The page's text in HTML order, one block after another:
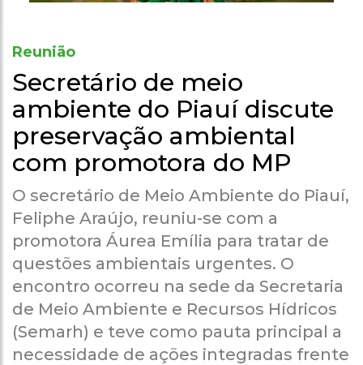
Reunião
Secretário de meio
ambiente do Piauí discute
preservação ambiental
com promotora do MP
O secretário de Meio Ambiente do Piauí,
Feliphe Araújo, reuniu-se com a
promotora Áurea Emília para tratar de
questões ambientais urgentes. O
encontro ocorreu na sede da Secretaria
de Meio Ambiente e Recursos Hídricos
(Semarh) e teve como pauta principal a
necessidade de ações integradas frente